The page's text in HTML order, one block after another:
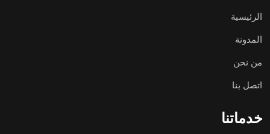
الرئيسية
المدونة
من نحن
اتصل بنا
خدماتنا